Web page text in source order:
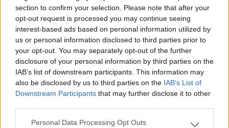
section to confirm your selection. Please note that after your
opt-out request is processed you may continue seeing
interest-based ads based on personal information utilized by
us or personal information disclosed to third parties prior to
your opt-out. You may separately opt-out of the further
disclosure of your personal information by third parties on the
IAB’s list of downstream participants. This information may
also be disclosed by us to third parties on the IAB’s List of
Downstream Participants that may further disclose it to other
Personal Data Processing Opt Outs